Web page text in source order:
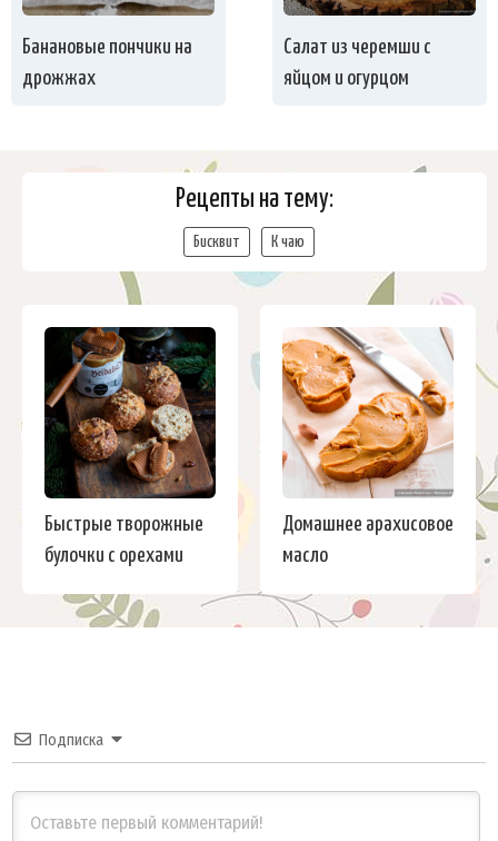
Банановые пончики на
дрожжах
Салат из черемши с
яйцом и огурцом
Рецепты на тему:
Бисквит К чаю
Быстрые творожные
булочки с орехами
Домашнее арахисовое
масло
Подписка